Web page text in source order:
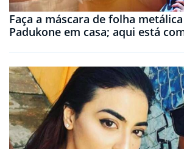
Faça a máscara de folha
Padukone em casa; aqui está